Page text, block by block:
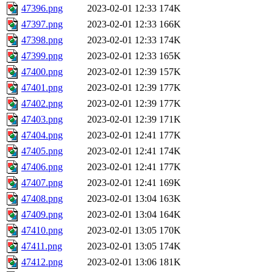
47396.png
2023-02-01 12:33 174K
47397.png
2023-02-01 12:33 166K
47398.png
2023-02-01 12:33 174K
47399.png
2023-02-01 12:33 165K
47400.png
2023-02-01 12:39 157K
47401.png
2023-02-01 12:39 177K
47402.png
2023-02-01 12:39 177K
47403.png
2023-02-01 12:39 171K
47404.png
2023-02-01 12:41 177K
47405.png
2023-02-01 12:41 174K
47406.png
2023-02-01 12:41 177K
47407.png
2023-02-01 12:41 169K
47408.png
2023-02-01 13:04 163K
47409.png
2023-02-01 13:04 164K
47410.png
2023-02-01 13:05 170K
47411.png
2023-02-01 13:05 174K
47412.png
2023-02-01 13:06 181K